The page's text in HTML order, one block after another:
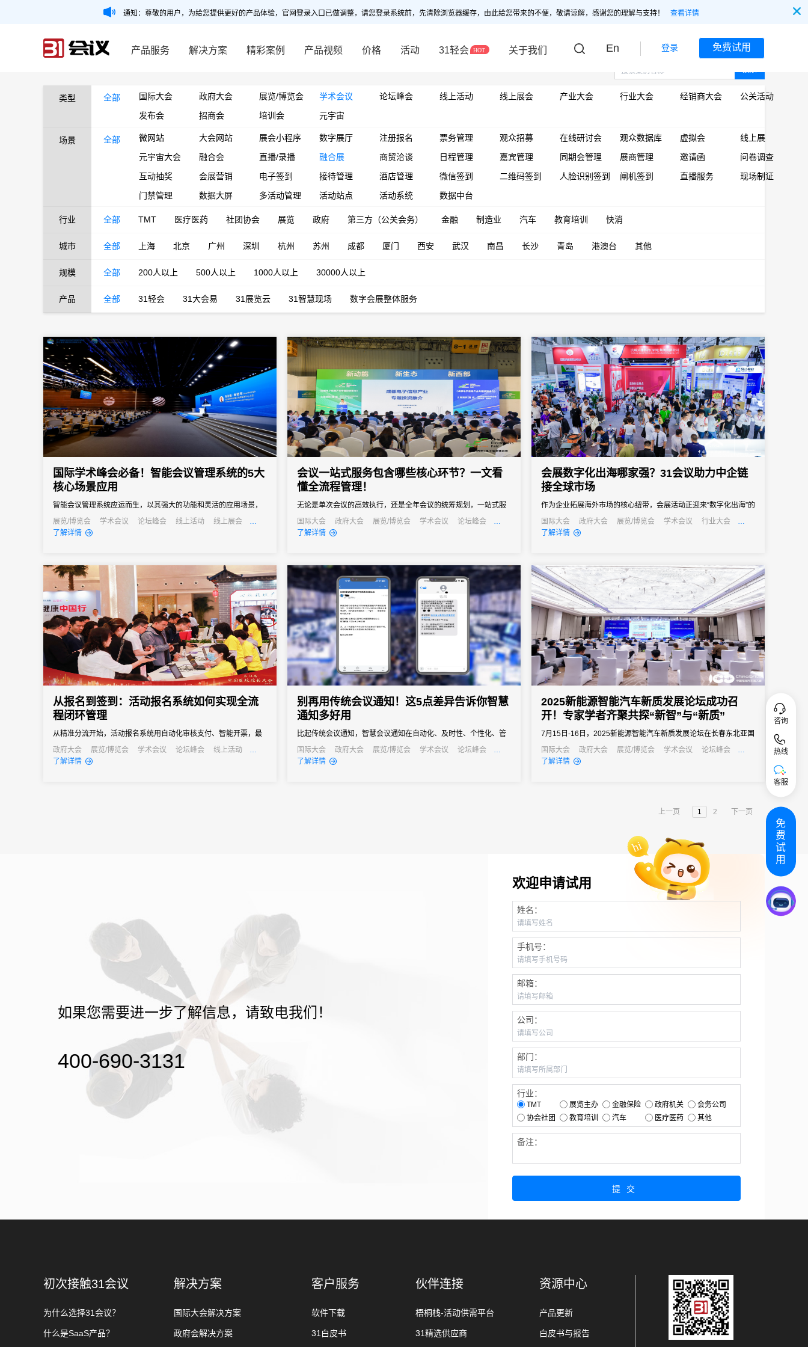
通知：尊敬的用户，为给您提供更好的产品体验，官网登录入口已做调整，请您登录系统前，先清除浏览器缓存，由此给您带来的不便，敬请谅解，感谢您的理解与支持！ 查看详情
产品服务 解决方案 精彩案例 产品视频 价格 活动 31轻会 关于我们 En 登录 免费试用
类型 全部 国际大会 政府大会 展览/博览会 学术会议 论坛峰会 线上活动 线上展会 产业大会 行业大会 经销商大会
公关活动
发布会
招商会 培训会 元宇宙
场景 全部 微网站 大会网站 展会小程序 数字展厅 注册报名 票务管理 观众招募 在线研讨会 观众数据库 虚拟会
线上展
元宇宙大会
融合会 直播/录播 融合展 商贸洽谈 日程管理 嘉宾管理 同期会管理 展商管理 邀请函
问卷调查
互动抽奖
会展营销 电子签到 接待管理 酒店管理 微信签到 二维码签到 人脸识别签到 闸机签到 直播服务
现场制证
门禁管理
数据大屏 多活动管理 活动站点 活动系统 数据中台
行业 全部 TMT 医疗医药 社团协会 展览 政府 第三方（公关会务） 金融 制造业 汽车 教育培训 快消
城市 全部 上海 北京 广州 深圳 杭州 苏州 成都 厦门 西安 武汉 南昌 长沙 青岛 港澳台 其他
规模 全部 200人以上 500人以上 1000人以上 30000人以上
产品 全部 31轻会 31大会易 31展览云 31智慧现场 数字会展整体服务
国际学术峰会必备！智能会议管理系统的5大
核心场景应用
智能会议管理系统应运而生，以其强大的功能和灵活的应用场景，
成为国际学术峰会不可或缺的得力助手。
展览/博览会 学术会议 论坛峰会 线上活动
线上展会
发布会
培训会
了解详情
会议一站式服务包含哪些核心环节？一文看
懂全流程管理！
无论是单次会议的高效执行，还是全年会议的统筹规划，一站式服
务都能成为主办方的得力助手，帮助企业在节省成本的同时，提升
会议影响力，实现办会目标。
国际大会 政府大会 展览/博览会 学术会议
论坛峰会
线上活动
公关活动
了解详情
会展数字化出海哪家强？31会议助力中企链
接全球市场
作为企业拓展海外市场的核心纽带，会展活动正迎来“数字化出海”的
关键转型期——传统线下办展模式受限于多语言壁垒、跨时区协
调、数据合规等难题，难以满足国际化运营需求。
国际大会 政府大会 展览/博览会 学术会议
行业大会
经销商大会
了解详情
从报名到签到：活动报名系统如何实现全流
程闭环管理
从精准分流开始，活动报名系统用自动化审核支付、智能开票，最
终实现数据驱动的精细化管理，让参会者享受丝滑体验，更让主办
方拥有掌控全局的能力。
政府大会 展览/博览会 学术会议 论坛峰会
线上活动
发布会
培训会
了解详情
别再用传统会议通知！这5点差异告诉你智慧
通知多好用
比起传统会议通知，智慧会议通知在自动化、及时性、个性化、管
理效率和AI应用上都有明显优势。
国际大会 政府大会 展览/博览会 学术会议
论坛峰会
线上活动
线上展会
了解详情
2025新能源智能汽车新质发展论坛成功召
开！专家学者齐聚共探“新智”与“新质”
7月15日-16日，2025新能源智能汽车新质发展论坛在长春东北亚国
际博览中心成功召开。
国际大会 政府大会 展览/博览会 学术会议
论坛峰会
线上活动
线上展会
了解详情
上一页 1 2 下一页
如果您需要进一步了解信息，请致电我们！
400-690-3131
欢迎申请试用
姓名：
手机号：
邮箱：
公司：
部门：
行业：
TMT 展览主办 金融保险 政府机关
会务公司
协会社团
教育培训 汽车 医疗医药 其他
备注：
提交
初次接触31会议
为什么选择31会议？
什么是SaaS产品？
解决方案
国际大会解决方案
政府会解决方案
客户服务
软件下载
31白皮书
伙伴连接
梧桐栈-活动供需平台
31精选供应商
资源中心
产品更新
白皮书与报告
咨询
热线
客服
免
费
试
用